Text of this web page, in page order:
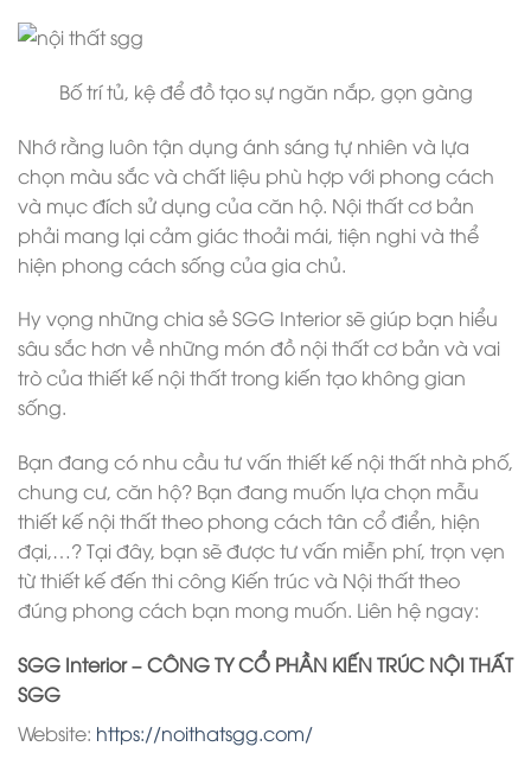
Bố trí tủ, kệ để đồ tạo sự ngăn nắp, gọn gàng
Nhớ rằng luôn tận dụng ánh sáng tự nhiên và lựa
chọn màu sắc và chất liệu phù hợp với phong cách
và mục đích sử dụng của căn hộ. Nội thất cơ bản
phải mang lại cảm giác thoải mái, tiện nghi và thể
hiện phong cách sống của gia chủ.
Hy vọng những chia sẻ SGG Interior sẽ giúp bạn hiểu
sâu sắc hơn về những món đồ nội thất cơ bản và vai
trò của thiết kế nội thất trong kiến tạo không gian
sống.
Bạn đang có nhu cầu tư vấn thiết kế nội thất nhà phố,
chung cư, căn hộ? Bạn đang muốn lựa chọn mẫu
thiết kế nội thất theo phong cách tân cổ điển, hiện
đại,…? Tại đây, bạn sẽ được tư vấn miễn phí, trọn vẹn
từ thiết kế đến thi công Kiến trúc và Nội thất theo
đúng phong cách bạn mong muốn. Liên hệ ngay:
SGG Interior – CÔNG TY CỔ PHẦN KIẾN TRÚC NỘI THẤT
SGG
Website: https://noithatsgg.com/